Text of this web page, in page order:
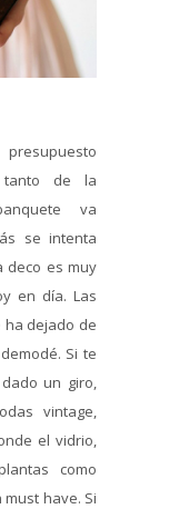
tanto de la
va
se intenta
deco es muy
en día. Las
ha dejado de
Si te
un giro,
vintage,
el vidrio,
como
have. Si